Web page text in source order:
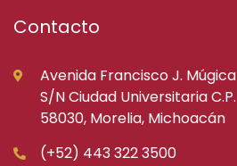
Contacto
Avenida Francisco J. Múgica
S/N Ciudad Universitaria C.P.
58030, Morelia, Michoacán
(+52) 443 322 3500